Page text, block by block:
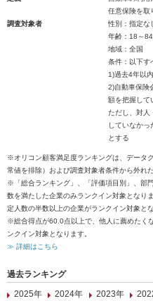
任意保険を取
調査対象者
性別：指定な
年齢：18～
地域：全国
条件：以下す
1)過去4年以
2)自動車保険
額を把握して
ただし、対人
していなか
とする
※オリコン顧客満足度ランキングは、データ
常値を排除）および調査対象者条件から外れ
※「総合ランキング」、「評価項目別」、部
数を満たした企業のみランクイン対象となり
定人数の半数以上の企業がランクイン対象とな
※総合得点が60.0点以上で、他人に薦めたく
ンクイン対象となります。
≫ 詳細はこちら
過去ランキング
2025年
2024年 2023年